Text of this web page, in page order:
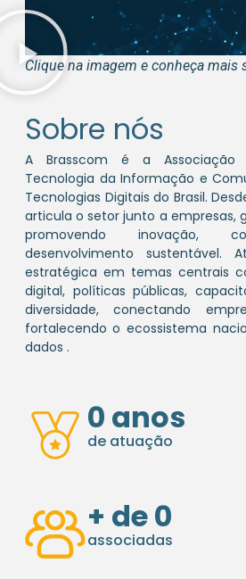
Clique na imagem e conheça mais
Sobre nós
A Brasscom é a Associação
Tecnologia da Informação e
Tecnologias Digitais do Brasil.
articula o setor junto a empresas,
promovendo inovação,
desenvolvimento sustentável.
estratégica em temas centrais
digital, políticas públicas,
diversidade, conectando
fortalecendo o ecossistema
dados .
de atuação
0 anos
associadas
+ de 0